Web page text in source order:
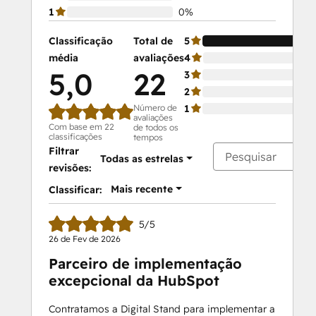
1
0%
Classificação
média
5,0
Com base em 22
classificações
Total de
avaliações
22
Número de
avaliações
de todos os
tempos
5
4
3
2
1
Filtrar
revisões:
Todas as estrelas
Classificar: Mais recente
5/5
26 de Fev de 2026
Parceiro de implementação
excepcional da HubSpot
Contratamos a Digital Stand para implementar a